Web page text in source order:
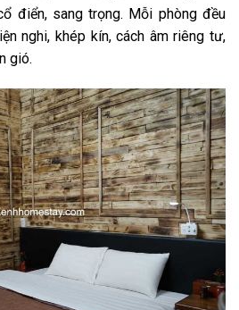
điển, sang trọng. Mỗi phòng đều
nghi, khép kín, cách âm riêng tư,
gió.